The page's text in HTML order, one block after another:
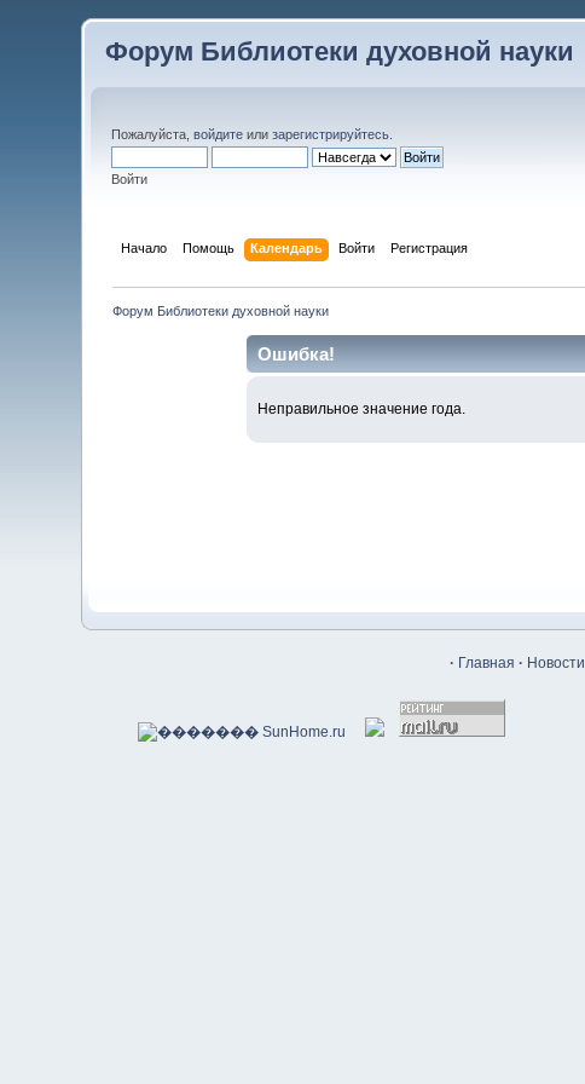
Форум Библиотеки духовной науки
Пожалуйста,войдите илизарегистрируйтесь
Войти
Начало Помощь Календарь Войти Регистрация
Форум Библиотеки духовной науки
Ошибка!
Неправильное значение года.
· Главная · Новости